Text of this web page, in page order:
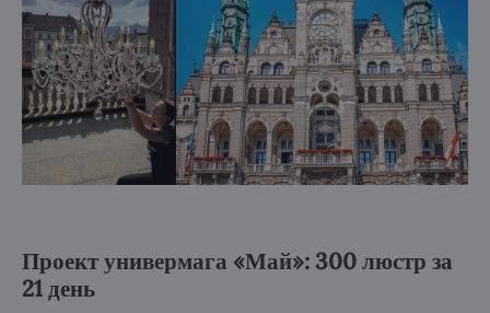
Проект универмага «Май»: 300 люстр за
21 день